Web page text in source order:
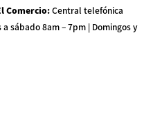
Comercio:Central telefónica
sábado 8am – 7pm | Domingos y